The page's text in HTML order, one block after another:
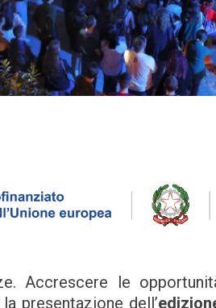
Accrescere le
presentazione dell’